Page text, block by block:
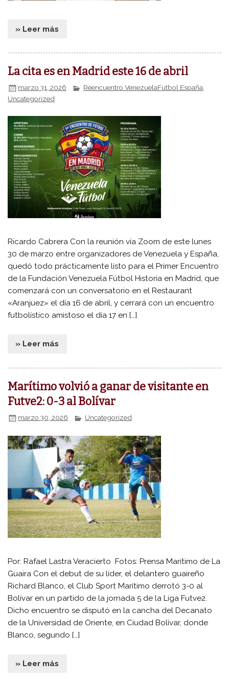
» Leer más
La cita es en Madrid este 16 de abril
marzo 31, 2026 Reencuentro VenezuelaFutbol España,
Uncategorized
Ricardo Cabrera Con la reunión vía Zoom de este lunes
30 de marzo entre organizadores de Venezuela y España,
quedó todo prácticamente listo para el Primer Encuentro
de la Fundación Venezuela Fútbol Historia en Madrid, que
comenzará con un conversatorio en el Restaurant
«Aranjuez» el día 16 de abril, y cerrará con un encuentro
futbolístico amistoso el día 17 en […]
» Leer más
Marítimo volvió a ganar de visitante en
Futve2: 0-3 al Bolívar
marzo 30, 2026 Uncategorized
Por: Rafael Lastra Veracierto Fotos: Prensa Marítimo de La
Guaira Con el debut de su líder, el delantero guaireño
Richard Blanco, el Club Sport Marítimo derrotó 3-0 al
Bolívar en un partido de la jornada 5 de la Liga Futve2.
Dicho encuentro se disputó en la cancha del Decanato
de la Universidad de Oriente, en Ciudad Bolívar, donde
Blanco, segundo […]
» Leer más